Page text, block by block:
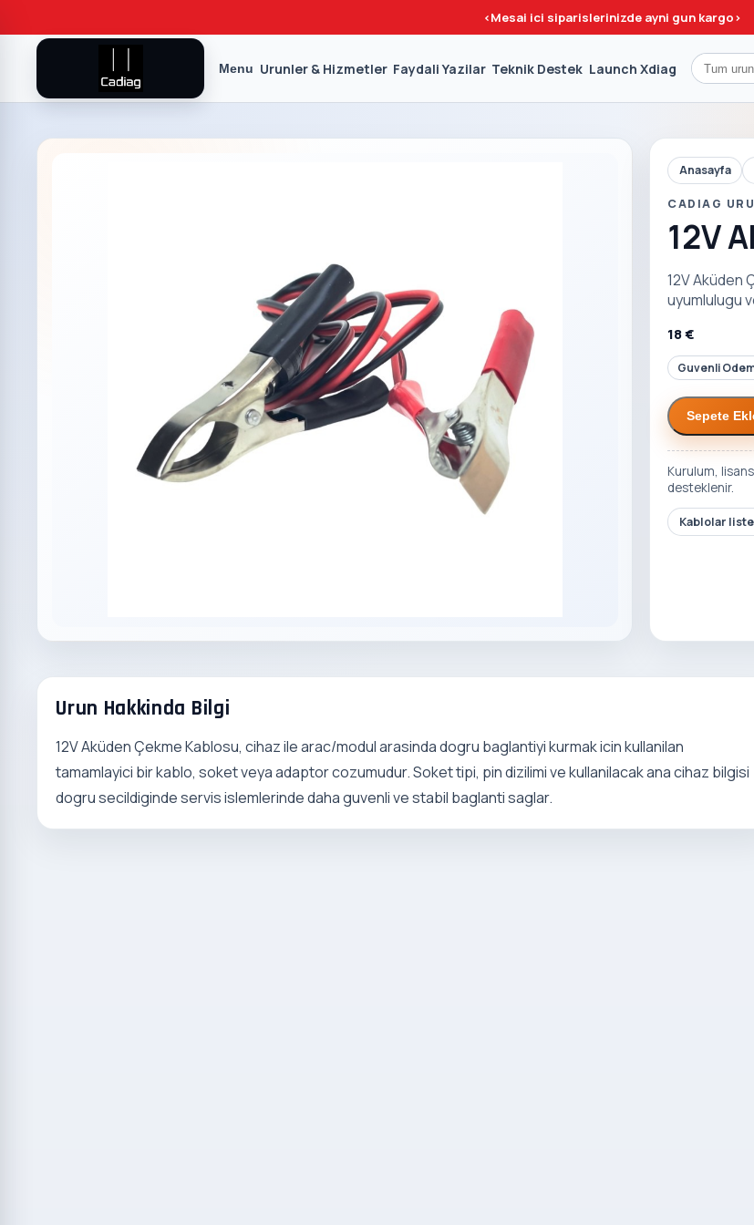
<Mesai ici siparislerinizde ayni gun kargo>
Menu Urunler & Hizmetler Faydali Yazilar Teknik Destek Launch Xdiag
Anasayfa
CADIAG
12V
12V Aküden
uyumlulugu
18 €
Guvenli
Sepete
Kurulum,
desteklenir.
Kablolar
Urun Hakkinda Bilgi
12V Aküden Çekme Kablosu, cihaz ile arac/modul arasinda dogru baglantiyi kurmak icin kullanilan
tamamlayici bir kablo, soket veya adaptor cozumudur. Soket tipi, pin dizilimi ve kullanilacak ana cihaz bilgisi
dogru secildiginde servis islemlerinde daha guvenli ve stabil baglanti saglar.